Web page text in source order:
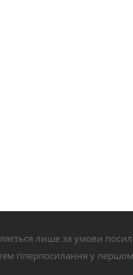
лише за умови
гіперпосилання у